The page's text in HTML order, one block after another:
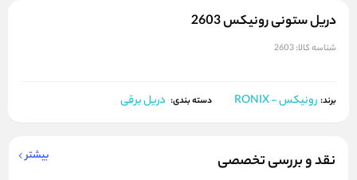
دریل ستونی رونیکس 2603
شناسه کالا:2603
برند: رونیکس - RONIX دسته بندی: دریل برقی
نقد و بررسی تخصصی بیشتر